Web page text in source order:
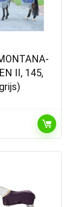
II, 145,